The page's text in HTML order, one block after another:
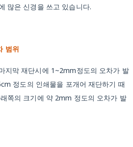
많은 신경을 쓰고 있습니다.
범위
지막 재단시에 1~2mm정도의 오차가 발
정도의 인쇄물을 포개어 재단하기 때
쪽의 크기에 약 2mm 정도의 오차가 발